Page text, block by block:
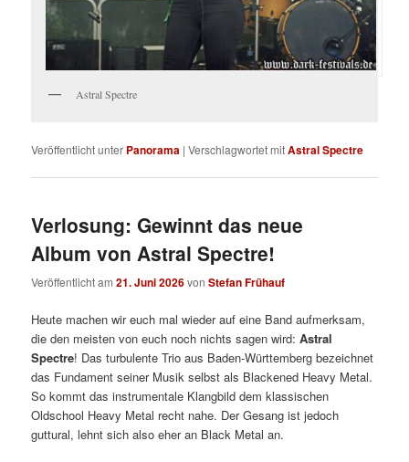
Astral Spectre
Veröffentlicht unter Panorama |Verschlagwortet mitAstral Spectre
Verlosung: Gewinnt das neue
Album von Astral Spectre!
Veröffentlicht am21. Juni 2026vonStefan Frühauf
Heute machen wir euch mal wieder auf eine Band aufmerksam,
die den meisten von euch noch nichts sagen wird:Astral
Spectre! Das turbulente Trio aus Baden-Württemberg bezeichnet
das Fundament seiner Musik selbst als Blackened Heavy Metal.
So kommt das instrumentale Klangbild dem klassischen
Oldschool Heavy Metal recht nahe. Der Gesang ist jedoch
guttural, lehnt sich also eher an Black Metal an.